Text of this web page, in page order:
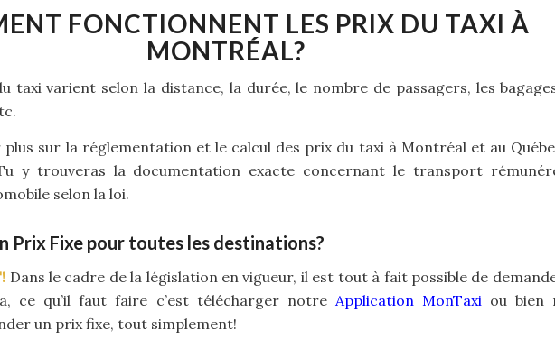
FONCTIONNENT LES PRIX DU TAXI À
MONTRÉAL?
taxi varient selon la distance, la durée, le nombre de passagers, les
plus sur la réglementation et le calcul des prix du taxi à Montréal et au
y trouveras la documentation exacte concernant le transport
selon la loi.
Prix Fixe pour toutes les destinations?
Dans le cadre de la législation en vigueur, il est tout à fait possible de
ce qu’il faut faire c’est télécharger notre Application MonTaxi ou bien
un prix fixe, tout simplement!